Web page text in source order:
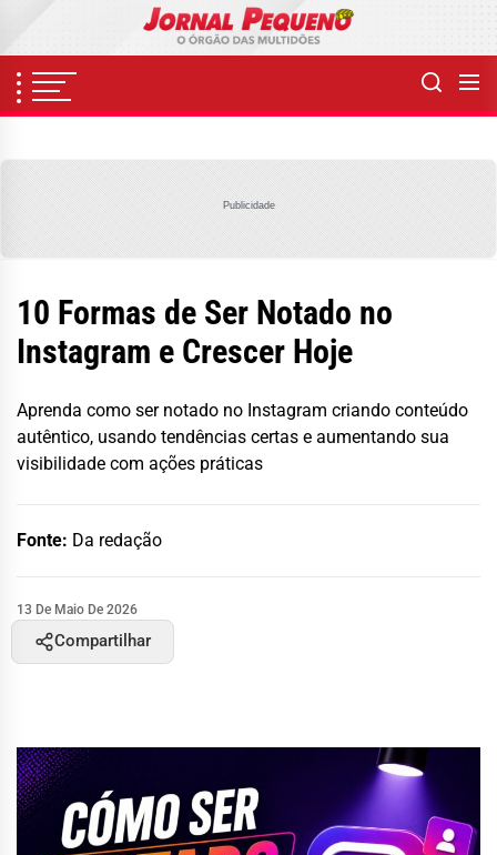
content
Publicidade
10 Formas de Ser Notado no
Instagram e Crescer Hoje
Aprenda como ser notado no Instagram criando conteúdo
autêntico, usando tendências certas e aumentando sua
visibilidade com ações práticas
Fonte: Da redação
13 De Maio De 2026
Compartilhar